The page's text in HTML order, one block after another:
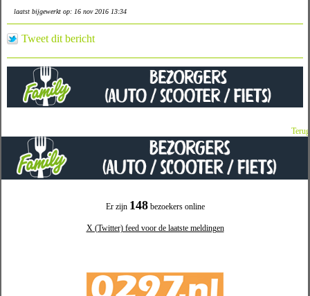
Er zijn 148bezoekers online
X (Twitter) feed voor de laatste meldingen
laatst bijgewerkt op: 16 nov 2016 13:34
Tweet dit bericht
Terug